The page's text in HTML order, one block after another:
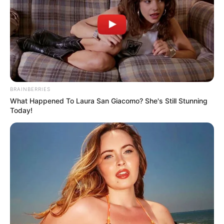
1 Zucchini
1 Stück Sellerie (Knolle oder Stange)
150 g grüne Bohnen
150 g Brokkoli
2 Lorbeerblätter
1 TL Thymian
Salz & Pfeffer nach Geschmack
Frische Petersilie zum Garnieren
BRAINBERRIES
What Happened To Laura San Giacomo? She's Still Stunning
Today!